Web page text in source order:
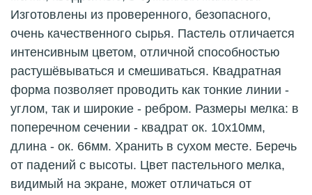
Изготовлены из проверенного, безопасного,
очень качественного сырья. Пастель отличается
интенсивным цветом, отличной способностью
растушёвываться и смешиваться. Квадратная
форма позволяет проводить как тонкие линии -
углом, так и широкие - ребром. Размеры мелка: в
поперечном сечении - квадрат ок. 10х10мм,
длина - ок. 66мм. Хранить в сухом месте. Беречь
от падений с высоты. Цвет пастельного мелка,
видимый на экране, может отличаться от